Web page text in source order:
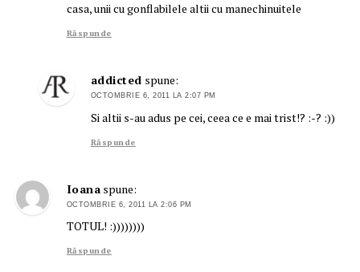
casa, unii cu gonflabilele altii cu manechinuitele
Răspunde
addicted spune:
OCTOMBRIE 6, 2011 LA 2:07 PM
Si altii s-au adus pe cei, ceea ce e mai trist!? :-? :))
Răspunde
Ioana spune:
OCTOMBRIE 6, 2011 LA 2:06 PM
TOTUL! :))))))))
Răspunde